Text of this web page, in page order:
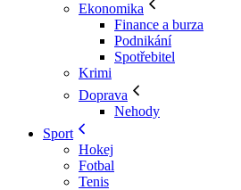
Ekonomika
Finance a burza
Podnikání
Spotřebitel
Krimi
Doprava
Nehody
Sport
Hokej
Fotbal
Tenis